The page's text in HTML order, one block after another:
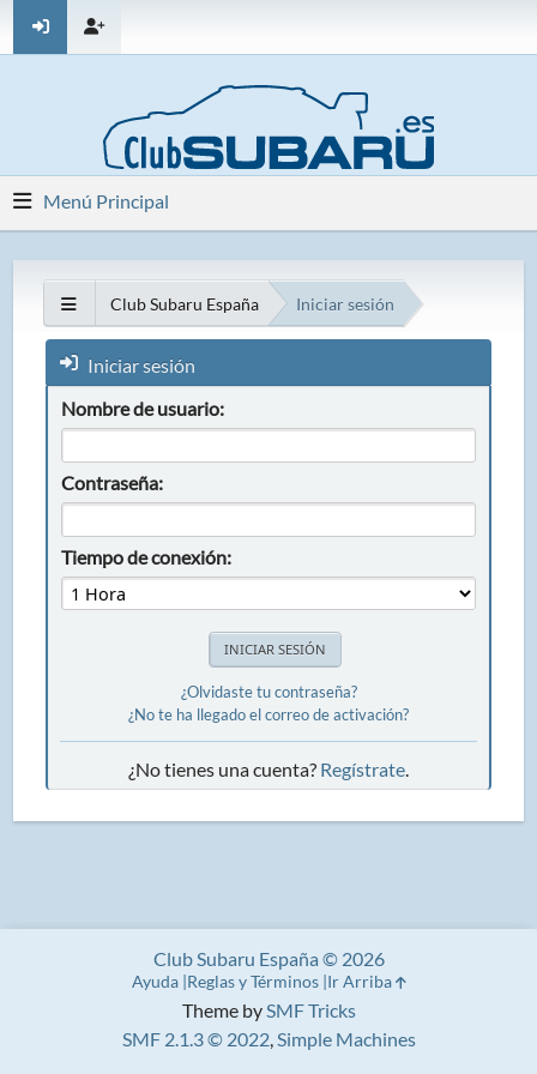
Menú Principal
Club Subaru España Iniciar sesión
Iniciar sesión
Nombre de usuario:
Contraseña:
Tiempo de conexión:
¿Olvidaste tu contraseña?
¿No te ha llegado el correo de activación?
¿No tienes una cuenta? Regístrate
Theme bySMF Tricks
SMF 2.1.3 © 2022,Simple Machines
Club Subaru España © 2026
Ayuda Reglas y Términos Ir Arriba